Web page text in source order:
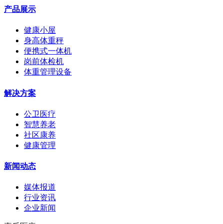
产品展示
健康小屋
身高体重秤
便携式一体机
岗前体检机
体重管理设备
解决方案
公卫医疗
智慧养老
社区康养
健康管理
新闻动态
媒体报道
行业资讯
企业新闻